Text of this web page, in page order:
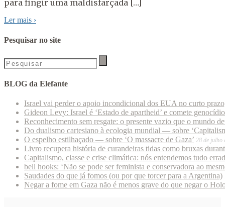
para fingir uma maldisfarçada […]
Ler mais ›
Pesquisar no site
BLOG da Elefante
Israel vai perder o apoio incondicional dos EUA no curto
Gideon Levy: Israel é ‘Estado de apartheid’ e comete
Reconhecimento sem resgate: o presente vazio que o mundo
Do dualismo cartesiano à ecologia mundial — sobre
O espelho estilhaçado — sobre ‘O massacre de Gaza’ 28 de julho
Livro recupera história de curandeiras tidas como bruxas
Capitalismo, classe e crise climática: nós entendemos tudo
bell hooks: ‘Não se pode ser feminista e conservadora ao
Saudades do que já fomos (ou por que torcer para a Argentina)
Negar a fome em Gaza não é menos grave do que negar o